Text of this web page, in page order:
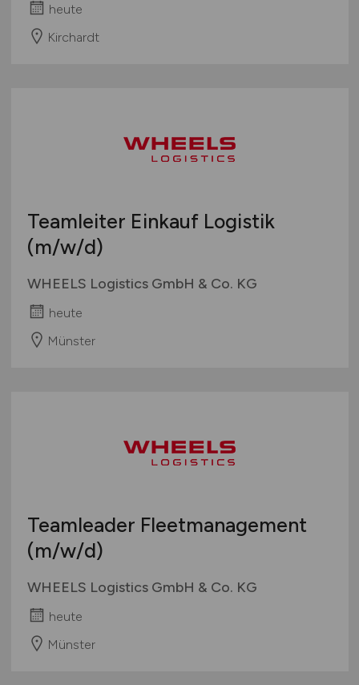
heute
Kirchardt
Teamleiter Einkauf Logistik
(m/w/d)
WHEELS Logistics GmbH & Co. KG
heute
Münster
Teamleader Fleetmanagement
(m/w/d)
WHEELS Logistics GmbH & Co. KG
heute
Münster